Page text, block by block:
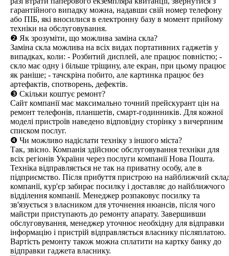
гарантійного випадку можна, надавши свій номер телефону
або ПІБ, які вносилися в електронну базу в момент прийому
техніки на обслуговування.
❷ Як зрозуміти, що можлива заміна скла?
Заміна скла можлива на всіх видах портативних гаджетів у
випадках, коли: - Розбитий дисплей, але працює повністю; -
скло має одну і більше тріщину, але екран, при цьому працює
як раніше; - тачскріна побито, але картинка працює без
артефактів, спотворень, дефектів.
❸ Скільки коштує ремонт?
Сайт компанії має максимально точний прейскурант цін на
ремонт телефонів, планшетів, смарт-годинників. Для кожної
моделі пристроїв наведено відповідну сторінку з вичерпним
списком послуг.
❹ Чи можливо надіслати техніку з іншого міста?
Так, звісно. Компанія здійснює обслуговування техніки для
всіх регіонів України через послуги компанії Нова Пошта.
Техніка відправляється не так на приватну особу, але в
підприємство. Після прибуття пристрою на найближчий
компанії, кур'єр забирає посилку і доставляє до найближчого
відділення компанії. Менеджер розпаковує посилку та
зв'язується з власником для уточнення нюансів, після чого
майстри приступають до ремонту апарату. Завершивши
обслуговування, менеджер уточнює необхідну для відправки
інформацію і пристрій відправляється власнику післяплатою.
Вартість ремонту також можна сплатити на картку банку до
відправки гаджета власнику.